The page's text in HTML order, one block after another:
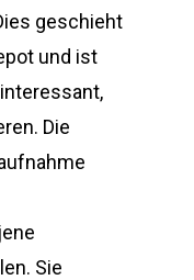
geschieht
und ist
Die
Sie